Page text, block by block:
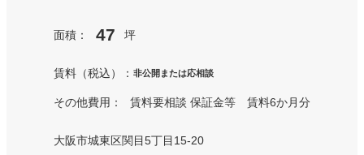
面積： 47 坪
賃料（税込）： 非公開または応相談
その他費用： 賃料要相談 保証金等 賃料6か月分
大阪市城東区関目5丁目15-20